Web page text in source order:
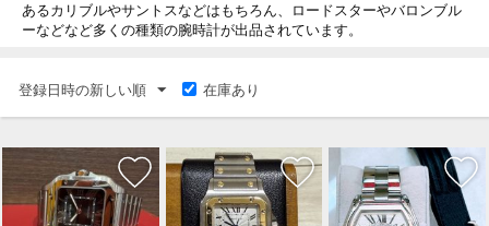
あるカリブルやサントスなどはもちろん、ロードスターやバロンブル
ーなどなど多くの種類の腕時計が出品されています。
登録日時の新しい順 在庫あり